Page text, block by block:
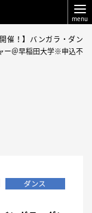
menu
催！】バンガラ・ダン
ー＠早稲田大学※申込不